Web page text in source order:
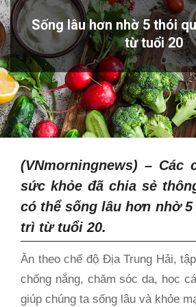
Sống lâu hơn nhờ 5 thói
từ tuổi 20
(VNmorningnews) – Các
sức khỏe đã chia sẻ
có thể sống lâu hơn nhờ
trì từ tuổi 20.
Ăn theo chế độ Địa Trung Hải,
chống nắng, chăm sóc da, học
giúp chúng ta sống lâu và khỏe